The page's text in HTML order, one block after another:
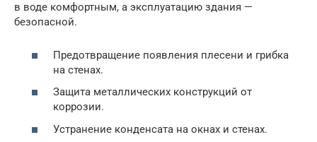
в воде комфортным, а эксплуатацию здания —
безопасной.
Предотвращение появления плесени и грибка
на стенах.
Защита металлических конструкций от
коррозии.
Устранение конденсата на окнах и стенах.